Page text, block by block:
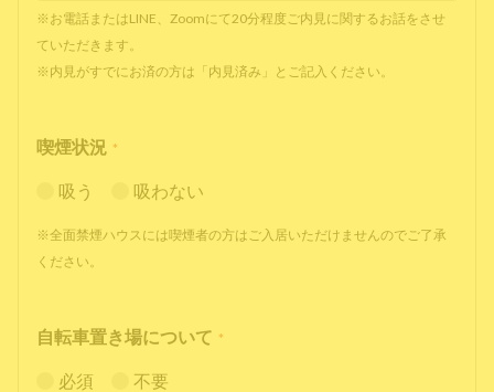
※お電話またはLINE、Zoomにて20分程度ご内見に関するお話をさせ
ていただきます。
※内見がすでにお済の方は「内見済み」とご記入ください。
喫煙状況 *
吸う 吸わない
※全面禁煙ハウスには喫煙者の方はご入居いただけませんのでご了承
ください。
自転車置き場について *
必須 不要